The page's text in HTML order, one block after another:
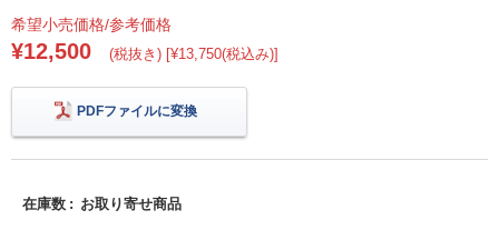
希望小売価格/参考価格
¥12,500 (税抜き) [¥13,750(税込み)]
PDFファイルに変換
在庫数 お取り寄せ商品